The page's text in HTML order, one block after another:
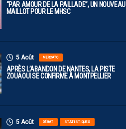
“PAR AMOUR DE LA PAILLADE”, UN NOUVEAU
MAILLOT POUR LE MHSC
5 Août MERCATO
APRÈS L’ABANDON DE NANTES, LA PISTE
ZOUAOUI SE CONFIRME À MONTPELLIER
5 Août DÉBAT STATISTIQUES